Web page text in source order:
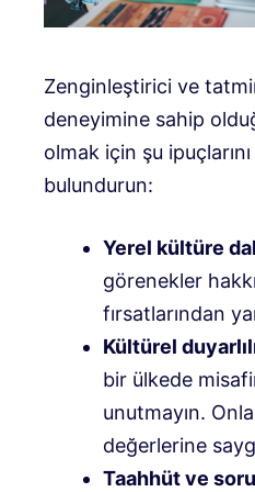
Zenginleştirici ve
deneyimine sahip
olmak için şu
bulundurun:
Yerel kültüre
görenekler
fırsatlarından
Kültürel
bir ülkede
unutmayın.
değerlerine
Taahhüt ve